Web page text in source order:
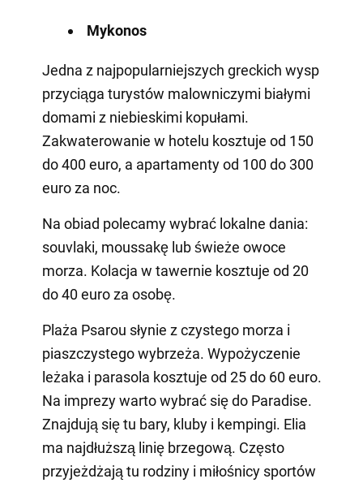
Mykonos
Jedna z najpopularniejszych greckich wysp
przyciąga turystów malowniczymi białymi
domami z niebieskimi kopułami.
Zakwaterowanie w hotelu kosztuje od 150
do 400 euro, a apartamenty od 100 do 300
euro za noc.
Na obiad polecamy wybrać lokalne dania:
souvlaki, moussakę lub świeże owoce
morza. Kolacja w tawernie kosztuje od 20
do 40 euro za osobę.
Plaża Psarou słynie z czystego morza i
piaszczystego wybrzeża. Wypożyczenie
leżaka i parasola kosztuje od 25 do 60 euro.
Na imprezy warto wybrać się do Paradise.
Znajdują się tu bary, kluby i kempingi. Elia
ma najdłuższą linię brzegową. Często
przyjeżdżają tu rodziny i miłośnicy sportów